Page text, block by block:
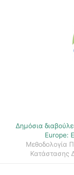
Δημόσια
Europe:
Μεθοδολογία
Κατάστασης